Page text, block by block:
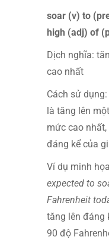
soar (v) to
high (adj) of
Dịch nghĩa:
cao nhất
Cách sử
là tăng lên
mức cao
đáng kể của
Ví dụ minh
expected to
Fahrenheit
tăng lên đáng
90 độ